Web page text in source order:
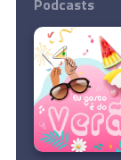
©
Podcasts